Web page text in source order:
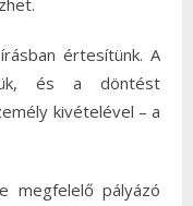
értesítünk. A
és a döntést
kivételével – a
megfelelő pályázó